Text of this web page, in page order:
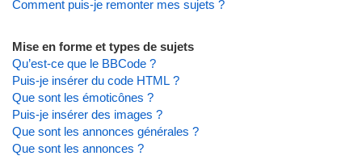
Comment puis-je remonter mes sujets ?
Mise en forme et types de sujets
Qu’est-ce que le BBCode ?
Puis-je insérer du code HTML ?
Que sont les émoticônes ?
Puis-je insérer des images ?
Que sont les annonces générales ?
Que sont les annonces ?